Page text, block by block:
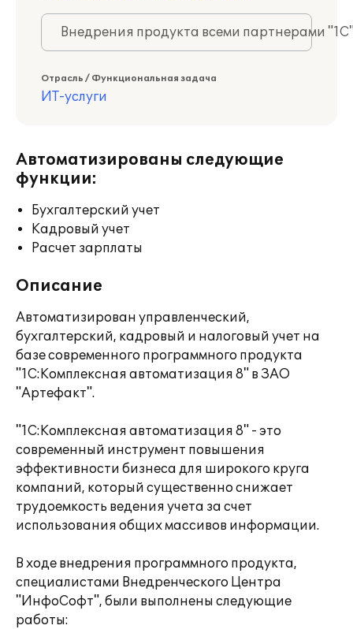
Внедрения продукта всеми партнерами
Отрасль / Функциональная задача
ИТ-услуги
Автоматизированы следующие
функции:
Бухгалтерский учет
Кадровый учет
Расчет зарплаты
Описание
Автоматизирован управленческий,
бухгалтерский, кадровый и налоговый учет на
базе современного программного продукта
"1С:Комплексная автоматизация 8" в ЗАО
"Артефакт".
"1С:Комплексная автоматизация 8" - это
современный инструмент повышения
эффективности бизнеса для широкого круга
компаний, который существенно снижает
трудоемкость ведения учета за счет
использования общих массивов информации.
В ходе внедрения программного продукта,
специалистами Внедренческого Центра
"ИнфоСофт", были выполнены следующие
работы: